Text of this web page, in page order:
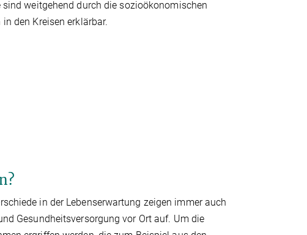
sind weitgehend durch die sozioökonomischen
den Kreisen erklärbar.
in der Lebenserwartung zeigen immer auch
Gesundheitsversorgung vor Ort auf. Um die